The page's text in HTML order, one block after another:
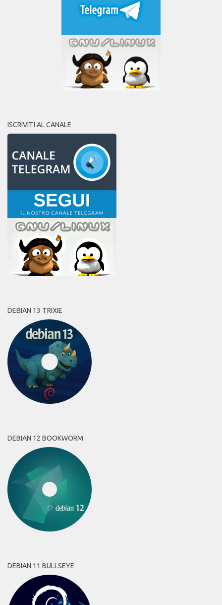
ISCRIVITI AL CANALE
DEBIAN 13 TRIXIE
DEBIAN 12 BOOKWORM
DEBIAN 11 BULLSEYE